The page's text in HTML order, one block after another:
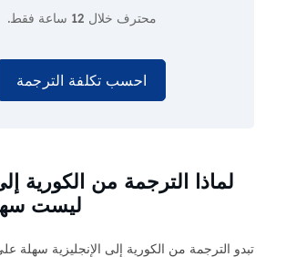
محترف خلال 12 ساعة فقط.
احسب تكلفة الترجمة
لماذا الترجمة من الكورية
ليست
تبدو الترجمة من الكورية إلى الإنجليزية سهلة